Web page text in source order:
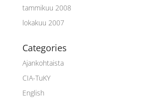
tammikuu 2008
lokakuu 2007
Categories
Ajankohtaista
CIA-TuKY
English